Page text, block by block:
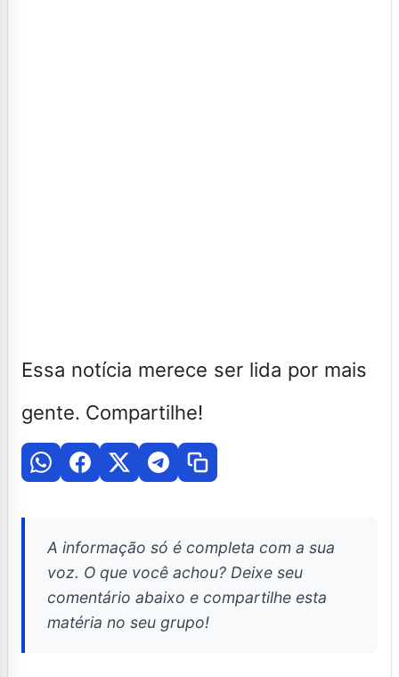
Essa notícia merece ser lida por mais
gente. Compartilhe!
A informação só é completa com a sua
voz. O que você achou? Deixe seu
comentário abaixo e compartilhe esta
matéria no seu grupo!